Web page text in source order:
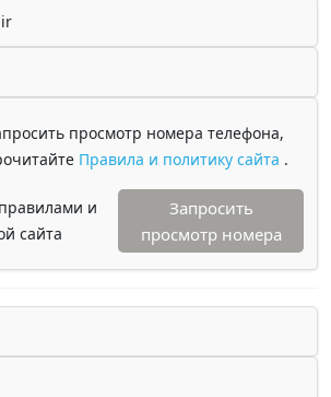
просмотр номера телефона,
Правила и политику сайта .
и
сайта
Запросить
просмотр номера